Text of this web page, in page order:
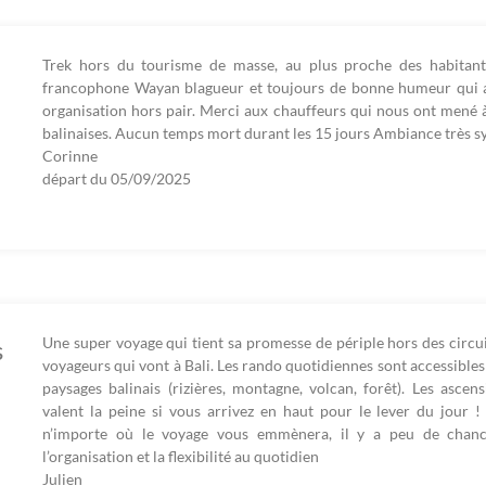
Trek hors du tourisme de masse, au plus proche des
francophone Wayan blagueur et toujours de bonne humeur
organisation hors pair. Merci aux chauffeurs qui nous ont mené
balinaises. Aucun temps mort durant les 15 jours Ambiance très
Corinne
départ du 05/09/2025
Une super voyage qui tient sa promesse de périple hors des
voyageurs qui vont à Bali. Les rando quotidiennes sont
paysages balinais (rizières, montagne, volcan, forêt). Les
valent la peine si vous arrivez en haut pour le lever du jour !
n’importe où le voyage vous emmènera, il y a peu de
l’organisation et la flexibilité au quotidien
Julien